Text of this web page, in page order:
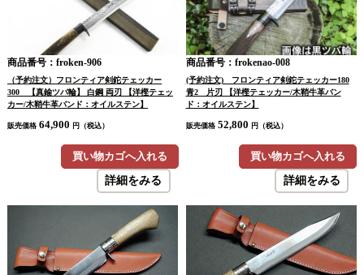
商品番号：froken-906
（予約注文）フロンティア剣鉈テェッカー
300 【真鍮ツバ輪】 白鋼 両刃 【洋樫テェッ
カー/木鞘牛革バンド：オイルステン】
販売価格 64,900 円（税込）
買い物カゴへ入れる
詳細をみる
商品番号：frokenao-008
(予約注文) フロンティア剣鉈テェッカー180
青2 片刃 【洋樫テェッカー/木鞘牛革バン
ド：オイルステン】
販売価格 52,800 円（税込）
買い物カゴへ入れる
詳細をみる